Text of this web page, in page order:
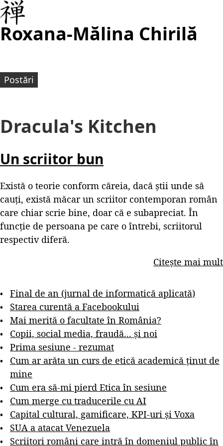
Roxana-Mălina Chirilă
Postări
Dracula's Kitchen
Un scriitor bun
Există o teorie conform căreia, dacă știi unde să
cauți, există măcar un scriitor contemporan român
care chiar scrie bine, doar că e subapreciat. În
funcție de persoana pe care o întrebi, scriitorul
respectiv diferă.
Citește mai mult
Final de an (jurnal de informatică aplicată)
Starea curentă a Facebookului
Mai merită o facultate în România?
Copii, social media, fraudă... și noi
Prima sesiune - rezumat
Cum ar arăta un curs de etică academică ținut de
mine
Cum era să-mi pierd Etica în sesiune
Cum merge cu traducerile cu AI
Capital cultural, gamificare, KPI-uri și Voxa
SUA a atacat Venezuela
Scriitori români care intră în domeniul public în